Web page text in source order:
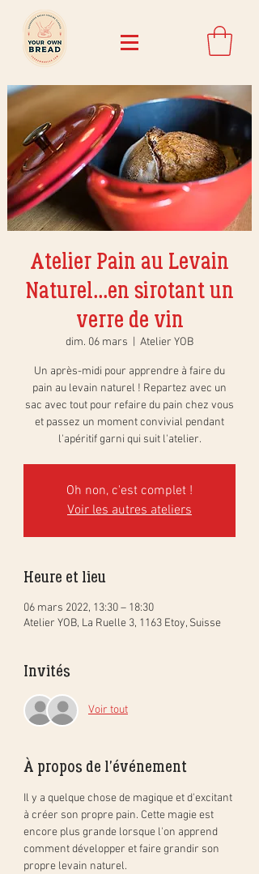
Atelier Pain au Levain
Naturel...en sirotant un
verre de vin
dim. 06 mars Atelier YOB
Un après-midi pour apprendre à faire du
pain au levain naturel ! Repartez avec un
sac avec tout pour refaire du pain chez vous
et passez un moment convivial pendant
l'apéritif garni qui suit l'atelier.
Oh non, c'est complet !
Voir les autres ateliers
Heure et lieu
06 mars 2022, 13:30 – 18:30
Atelier YOB, La Ruelle 3, 1163 Etoy, Suisse
Invités
Voir tout
À propos de l'événement
Il y a quelque chose de magique et d'excitant
à créer son propre pain. Cette magie est
encore plus grande lorsque l'on apprend
comment développer et faire grandir son
propre levain naturel.